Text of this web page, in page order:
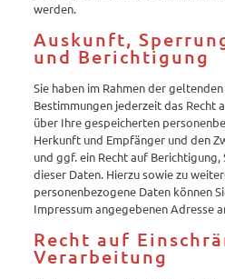
werden.
Auskunft,
und Berichtigung
Sie haben im Rahmen der
Bestimmungen jederzeit das Recht
über Ihre gespeicherten
Herkunft und Empfänger und den
und ggf. ein Recht auf
dieser Daten. Hierzu sowie zu
personenbezogene Daten können
Impressum angegebenen Adresse
Recht auf
Verarbeitung